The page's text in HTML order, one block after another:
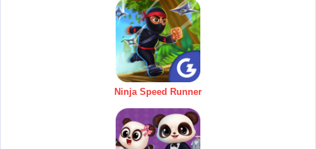
Ninja Speed Runner